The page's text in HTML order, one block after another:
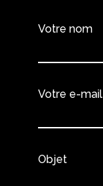
Votre nom
Votre e-mail
Objet